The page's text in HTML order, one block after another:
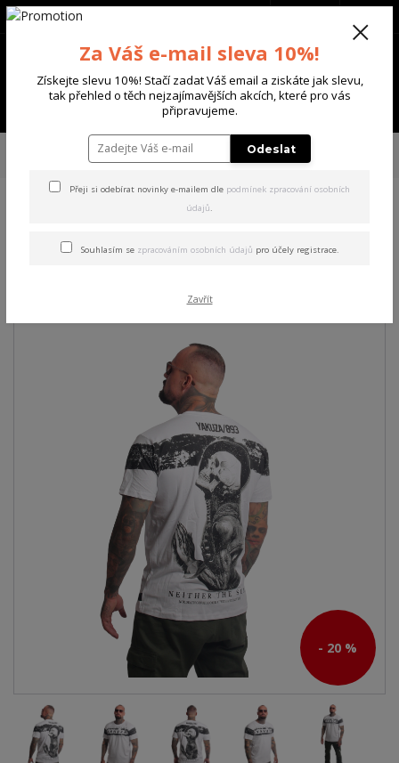
Menu
+420 702 136 620
TRIKA & TÍLKA
Yakuza pánské tričko Pray Regular T-
Regular T-Shirt white S
- 20 %
Za Váš e-mail sleva 10%!
Získejte slevu 10%! Stačí zadat Váš email a ziskáte jak slevu,
tak přehled o těch nejzajímavějších akcích, které pro vás
připravujeme.
Odeslat
Přeji si odebírat novinky e-mailem dle podmínek zpracování osobních
údajů.
Souhlasím se zpracováním osobních údajů pro účely registrace.
Zavřít